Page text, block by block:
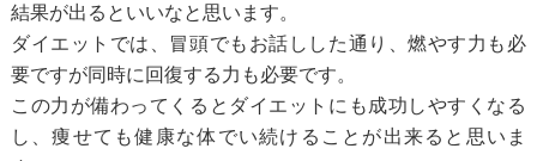
結果が出るといいなと思います。
ダイエットでは、冒頭でもお話しした通り、燃やす力も必
要ですが同時に回復する力も必要です。
この力が備わってくるとダイエットにも成功しやすくなる
し、痩せても健康な体でい続けることが出来ると思いま